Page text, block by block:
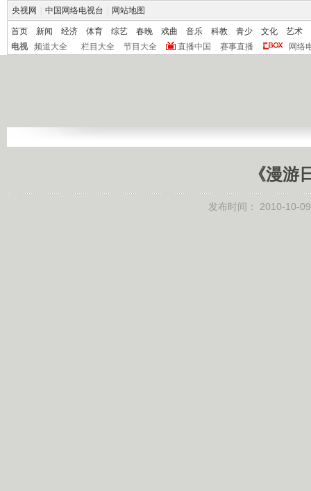
央视网 中国网络电视台 网站地图
首页 新闻 经济 体育 综艺 春晚 戏曲 音乐 科教 青少 文化
艺术
电视
频道大全 栏目大全 节目大全 直播中国 赛事直播 网络
《漫游
发布时间： 2010-10-